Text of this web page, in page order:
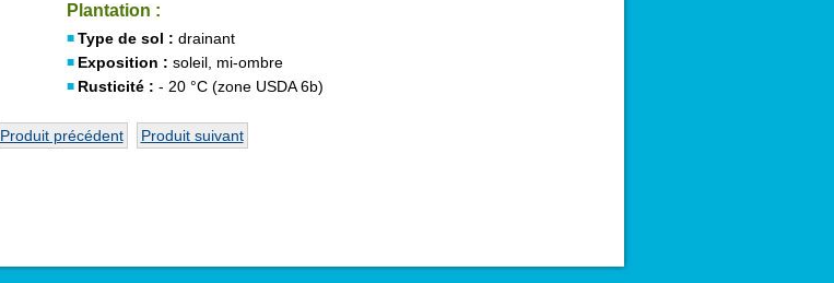
Plantation :
Type de sol : drainant
Exposition : soleil, mi-ombre
Rusticité : - 20 °C (zone USDA 6b)
Produit précédent Produit suivant